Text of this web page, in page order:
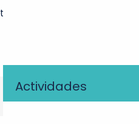
Actividades
2026 al 27 agosto